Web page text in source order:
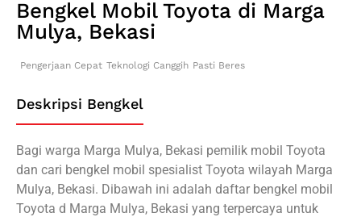
Bengkel Mobil Toyota di Marga
Mulya, Bekasi
Pengerjaan Cepat Teknologi Canggih Pasti Beres
Deskripsi Bengkel
Bagi warga Marga Mulya, Bekasi pemilik mobil Toyota
dan cari bengkel mobil spesialist Toyota wilayah Marga
Mulya, Bekasi. Dibawah ini adalah daftar bengkel mobil
Toyota d Marga Mulya, Bekasi yang terpercaya untuk